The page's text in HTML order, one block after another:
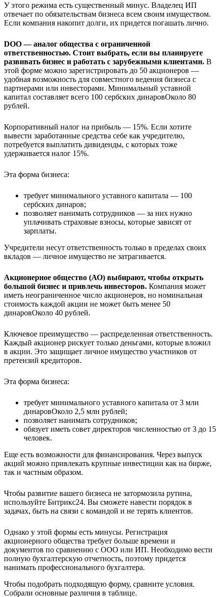
У этого режима есть существенный минус. Владелец ИП
отвечает по обязательствам бизнеса всем своим имуществом.
Если компания накопит долги, их придется погашать лично.
DOO — аналог общества с ограниченной
ответственностью. Стоит выбрать, если вы планируете
развивать бизнес и работать с зарубежными клиентами. В
этой форме можно зарегистрировать до 50 акционеров —
удобная возможность для совместного ведения бизнеса с
партнерами или инвесторами. Минимальный уставной
капитал составляет всего 100 сербских динаровОколо 80
рублей.
Корпоративный налог на прибыль — 15%. Если хотите
вывести заработанные средства себе как учредителю,
потребуется выплатить дивиденды, с которых тоже
удерживается налог 15%.
Эта форма бизнеса:
требует минимального уставного капитала — 100
сербских динаров;
позволяет нанимать сотрудников — за них нужно
уплачивать страховые взносы, которые зависят от
зарплаты.
Учредители несут ответственность только в пределах своих
вкладов — личное имущество не затрагивается.
Акционерное общество (АО) выбирают, чтобы открыть
большой бизнес и привлечь инвесторов. Компания может
иметь неограниченное число акционеров, но номинальная
стоимость каждой акции не может быть менее 50
динаровОколо 40 рублей.
Ключевое преимущество — распределенная ответственность.
Каждый акционер рискует только деньгами, которые вложил
в акции. Это защищает личное имущество участников от
претензий кредиторов.
Эта форма бизнеса:
требует минимального уставного капитала от 3 млн
динаровОколо 2,5 млн рублей;
позволяет нанимать сотрудников;
обязует иметь совет директоров численностью от 3 до 15
человек.
Еще есть возможности для финансирования. Через выпуск
акций можно привлекать крупные инвестиции как на бирже,
так и частным образом.
Чтобы развитие вашего бизнеса не затормозила рутина,
используйте Битрикс24. Вы сможете навести порядок в
задачах, быть на связи с командой и не терять клиентов.
Однако у этой формы есть минусы. Регистрация
акционерного общества требует больше времени и
документов по сравнению с ООО или ИП. Необходимо вести
полную бухгалтерскую отчетность, поэтому придется
нанимать профессионального бухгалтера.
Чтобы подобрать подходящую форму, сравните условия.
Собрали основные различия в таблице.